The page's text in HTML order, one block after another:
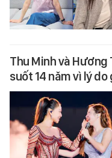
Thu Minh và
suốt 14 năm vì lý do